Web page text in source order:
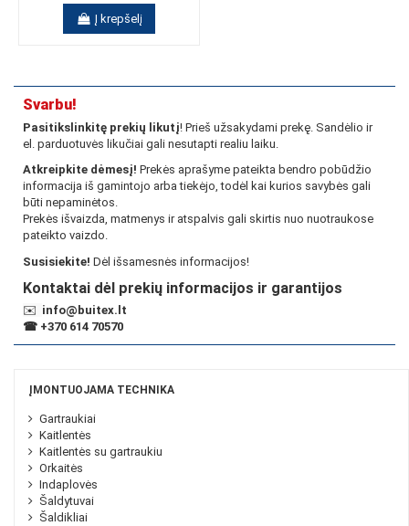
Į krepšelį
Svarbu!
Pasitikslinkitę prekių likutį! Prieš užsakydami prekę. Sandėlio ir
el. parduotuvės likučiai gali nesutapti realiu laiku.
Atkreipkite dėmesį! Prekės aprašyme pateikta bendro pobūdžio
informacija iš gamintojo arba tiekėjo, todėl kai kurios savybės gali
būti nepaminėtos.
Prekės išvaizda, matmenys ir atspalvis gali skirtis nuo nuotraukose
pateikto vaizdo.
Susisiekite! Dėl išsamesnės informacijos!
Kontaktai dėl prekių informacijos ir garantijos
✉️ info@buitex.lt
☎ +370 614 70570
ĮMONTUOJAMA TECHNIKA
Gartraukiai
Kaitlentės
Kaitlentės su gartraukiu
Orkaitės
Indaplovės
Šaldytuvai
Šaldikliai